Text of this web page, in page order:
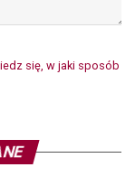
się, w jaki sposób